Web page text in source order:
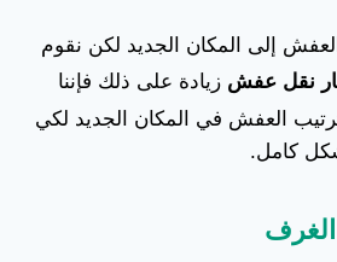
إلى المكان الجديد لكن نقوم
نقل عفش زيادة على ذلك فإننا
العفش في المكان الجديد لكي
كامل.